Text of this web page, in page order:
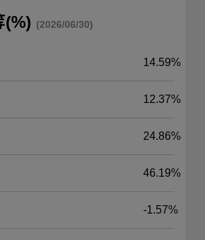
(%) (2026/06/30)
14.59%
12.37%
24.86%
46.19%
-1.57%